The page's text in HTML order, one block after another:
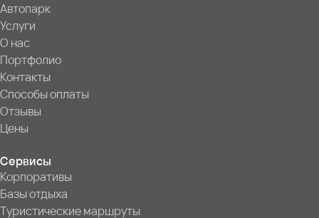
Автопарк
Услуги
О нас
Портфолио
Контакты
Способы оплаты
Отзывы
Цены
Сервисы
Корпоративы
Базы отдыха
Туристические маршруты